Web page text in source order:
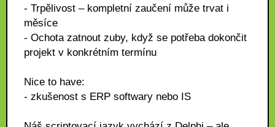
- Trpělivost – kompletní zaučení může trvat i
měsíce
- Ochota zatnout zuby, když se potřeba dokončit
projekt v konkrétním termínu
Nice to have:
- zkušenost s ERP softwary nebo IS